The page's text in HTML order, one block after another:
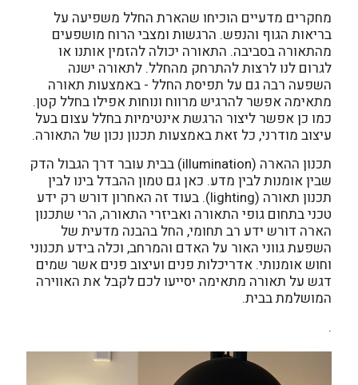
מחקרים מדעיים הוכיחו שהארת החלל משפיעה על
בריאות הגוף והנפש. הרגשות ומצבי הרוח מושפעים
מהתאורה בסביבה. התאורה יכולה להזמין אותנו או
לגרום לנו לרצות להתרחק מהחלל. לתאורה ישנה
השפעה רבה גם על תפיסת החלל - באמצעות תאורה
מתאימה אפשר להרגיש מרווח ונוחות אפילו בחלל קטן.
כמו כן אפשר ליצור הרגשת אינטימיות בחלל עצום בעל
עיצוב מודרני, כל זאת באמצעות תכנון נכון של התאורה.
תכנון ההארה (illumination) בבית עובר דרך הגבול הדק
שבין אומנות לבין מדע. כאן גם טמון ההבדל בינו לבין
תכנון תאורה (lighting). בעוד זה האחרון דורש רק ידע
טכני בתחום גופי התאורה ואביזרי התאורה, הרי שתכנון
הארה דורש ידע רב תחומי, החל בהבנה מדעית של
השפעת גווני האור על האדם והמרחב, וכלה בידע תכנוני
וחוש אומנותי. אדריכלות פנים ועיצוב פנים אשר שמים
דגש על תאורה מתאימה יסייעו לכם לקבל את האווירה
המושלמת בבית.
.